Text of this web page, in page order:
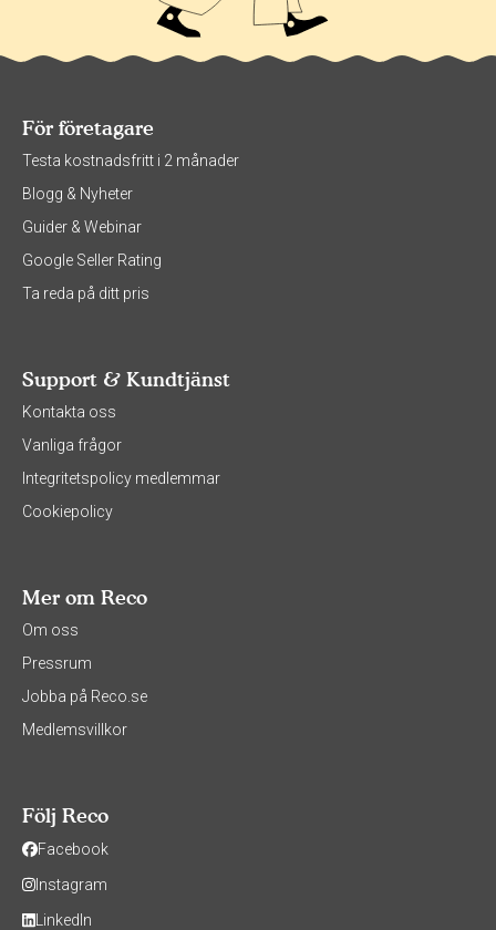
För företagare
Testa kostnadsfritt i 2 månader
Blogg & Nyheter
Guider & Webinar
Google Seller Rating
Ta reda på ditt pris
Support & Kundtjänst
Kontakta oss
Vanliga frågor
Integritetspolicy medlemmar
Cookiepolicy
Mer om Reco
Om oss
Pressrum
Jobba på Reco.se
Medlemsvillkor
Följ Reco
Facebook
Instagram
LinkedIn